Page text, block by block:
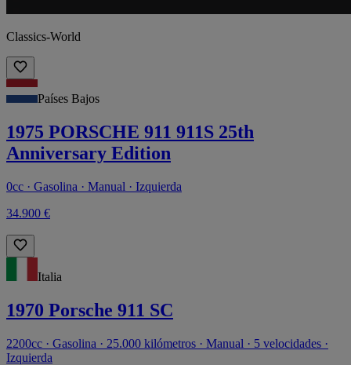
Classics-World
Países Bajos
1975 PORSCHE 911 911S 25th
Anniversary Edition
0cc · Gasolina · Manual · Izquierda
34.900 €
Italia
1970 Porsche 911 SC
2200cc · Gasolina · 25.000 kilómetros · Manual · 5 velocidades ·
Izquierda